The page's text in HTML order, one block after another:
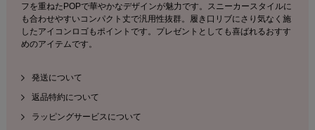
フを重ねたPOPで華やかなデザインが魅力です。スニーカースタイルに
も合わせやすいコンパクト丈で汎用性抜群。履き口リブにさり気なく施
したアイコンロゴもポイントです。プレゼントとしても喜ばれるおすす
めのアイテムです。
発送について
返品特約について
ラッピングサービスについて